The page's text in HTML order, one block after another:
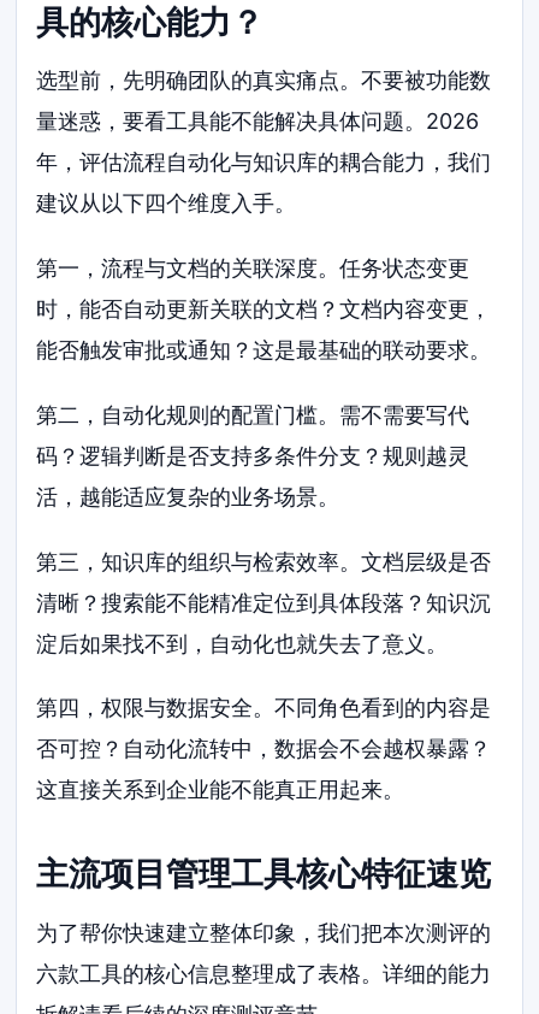
具的核心能力？
选型前，先明确团队的真实痛点。不要被功能数
量迷惑，要看工具能不能解决具体问题。2026
年，评估流程自动化与知识库的耦合能力，我们
建议从以下四个维度入手。
第一，流程与文档的关联深度。任务状态变更
时，能否自动更新关联的文档？文档内容变更，
能否触发审批或通知？这是最基础的联动要求。
第二，自动化规则的配置门槛。需不需要写代
码？逻辑判断是否支持多条件分支？规则越灵
活，越能适应复杂的业务场景。
第三，知识库的组织与检索效率。文档层级是否
清晰？搜索能不能精准定位到具体段落？知识沉
淀后如果找不到，自动化也就失去了意义。
第四，权限与数据安全。不同角色看到的内容是
否可控？自动化流转中，数据会不会越权暴露？
这直接关系到企业能不能真正用起来。
主流项目管理工具核心特征速览
为了帮你快速建立整体印象，我们把本次测评的
六款工具的核心信息整理成了表格。详细的能力